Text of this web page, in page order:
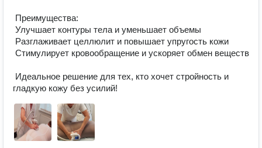
гладкую кожу без усилий!